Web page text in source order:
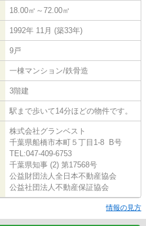
18.00㎡～72.00㎡
1992年 11月 (築33年)
9戸
一棟マンション/鉄骨造
3階建
駅まで歩いて14分ほどの物件です。
株式会社グランベスト
千葉県船橋市本町５丁目1-8 B号
TEL:047-409-6753
千葉県知事 (2) 第17568号
公益財団法人全日本不動産協会
公益社団法人不動産保証協会
情報の見方